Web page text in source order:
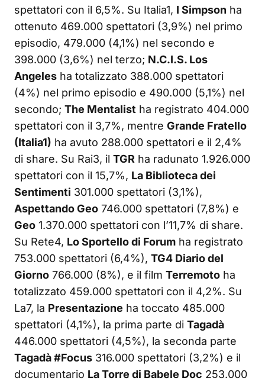
spettatori con il 6,5%. Su Italia1, I Simpson ha
ottenuto 469.000 spettatori (3,9%) nel primo
episodio, 479.000 (4,1%) nel secondo e
398.000 (3,6%) nel terzo; N.C.I.S. Los
Angeles ha totalizzato 388.000 spettatori
(4%) nel primo episodio e 490.000 (5,1%) nel
secondo; The Mentalist ha registrato 404.000
spettatori con il 3,7%, mentre Grande Fratello
(Italia1) ha avuto 288.000 spettatori e il 2,4%
di share. Su Rai3, il TGR ha radunato 1.926.000
spettatori con il 15,7%, La Biblioteca dei
Sentimenti 301.000 spettatori (3,1%),
Aspettando Geo 746.000 spettatori (7,8%) e
Geo 1.370.000 spettatori con l’11,7% di share.
Su Rete4, Lo Sportello di Forum ha registrato
753.000 spettatori (6,4%), TG4 Diario del
Giorno 766.000 (8%), e il film Terremoto ha
totalizzato 459.000 spettatori con il 4,2%. Su
La7, la Presentazione ha toccato 485.000
spettatori (4,1%), la prima parte di Tagadà
446.000 spettatori (4,5%), la seconda parte
Tagadà #Focus 316.000 spettatori (3,2%) e il
documentario La Torre di Babele Doc 253.000